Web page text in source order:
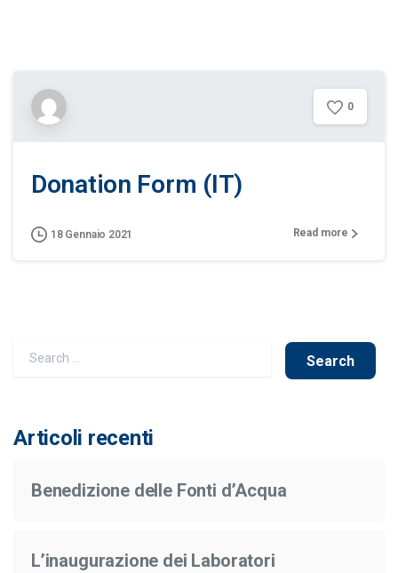
0
Donation Form (IT)
18 Gennaio 2021 Read more
Articoli recenti
Benedizione delle Fonti d’Acqua
L’inaugurazione dei Laboratori